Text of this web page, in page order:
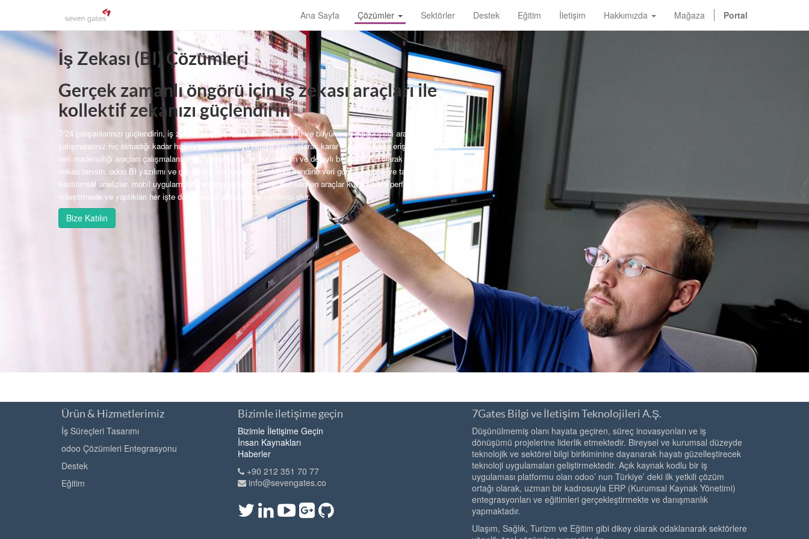
Ana Sayfa Çözümler Sektörler Destek Eğitim İletişim Hakkımızda Mağaza Portal
İş Zekası (BI) Çözümleri
Gerçek zamanlı öngörü için iş zekası araçları ile
kollektif zekanızı güçlendirin
7/24 çalışanlarınızı güçlendirin, iş zekasına ( BI ) kullanıcı dostu erişim ve büyük veri madenciliği araçları,
çalışmalarınız hiç olmadığı kadar hızlandırsın ve detaylı bilgiye sahip olarak karar kullanıcı dostu erişim ve büyük
veri madenciliği araçları çalışmalarınız hiç olmadığı kadar hızlandırsın ve detaylı bilgiye sahip olarak karar almanıza
imkan tanısın. odoo BI yazılımı ve çözümleri hoc raporlama, kendi kendine veri görselleştirme ve tablolaştırma,
kestirimsel analizler, mobil uygulamalar ve daha fazlasını içerir. Bahsedilen araçlar kullanıcılara performanslarını
iyileştirmede ve yaptıkları her işte daha verimli olmalarında yardımcı olur.
Bize Katılın
Ürün & Hizmetlerimiz
İş Süreçleri Tasarımı
odoo Çözümleri Entegrasyonu
Destek
Eğitim
Bizimle iletişime geçin
Bizimle İletişime Geçin
İnsan Kaynakları
Haberler
+90 212 351 70 77
info@sevengates.co
7Gates Bilgi ve İletişim Teknolojileri A.Ş.
Düşünülmemiş olanı hayata geçiren, süreç inovasyonları ve iş
dönüşümü projelerine liderlik etmektedir. Bireysel ve kurumsal düzeyde
teknolojik ve sektörel bilgi birikiminine dayanarak hayatı güzelleştirecek
teknoloji uygulamaları geliştirmektedir. Açık kaynak kodlu bir iş
uygulaması platformu olan odoo’ nun Türkiye’ deki ilk yetkili çözüm
ortağı olarak, uzman bir kadrosuyla ERP (Kurumsal Kaynak Yönetimi)
entegrasyonları ve eğitimleri gerçekleştirmekte ve danışmanlık
yapmaktadır.
Ulaşım, Sağlık, Turizm ve Eğitim gibi dikey olarak odaklanarak sektörlere